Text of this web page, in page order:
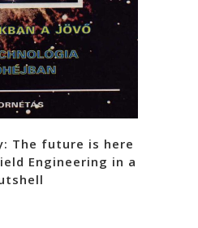
The future is here
Engineering in a